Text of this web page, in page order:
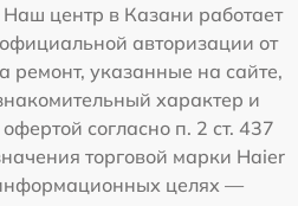
центр в Казани работает
авторизации от
ремонт, указанные на сайте,
характер и
согласно п. 2 ст. 437
торговой марки Haier
целях —